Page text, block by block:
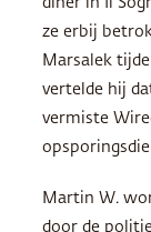
diner in Il
ze erbij
Marsalek
vertelde hij
vermiste
Martin W.
door de